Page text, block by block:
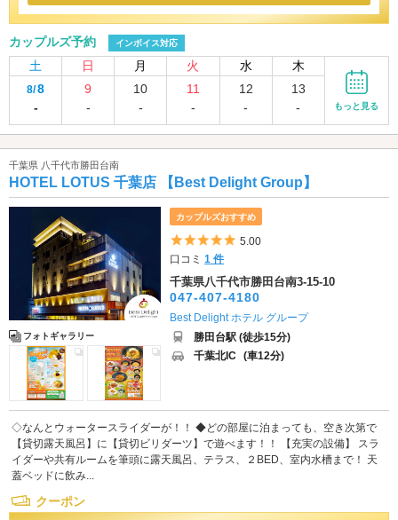
カップルズ予約 インボイス対応
土 日 月 火 水 木
8/8
-
9
-
10
-
11
-
12
-
13
-
もっと見る
千葉県 八千代市勝田台南
HOTEL LOTUS 千葉店 【Best Delight Group】
フォトギャラリー
カップルズおすすめ
5つ星のうち5
5.00
口コミ1 件
千葉県八千代市勝田台南3-15-10
047-407-4180
Best Delight ホテル グループ
勝田台駅 (徒歩15分)
千葉北IC (車12分)
◇なんとウォータースライダーが！！ ◆どの部屋に泊まっても、空き次第で
【貸切露天風呂】に【貸切ビリダーツ】で遊べます！！ 【充実の設備】 スラ
イダーや共有ルームを筆頭に露天風呂、テラス、２BED、室内水槽まで！ 天
蓋ベッドに飲み...
クーポン